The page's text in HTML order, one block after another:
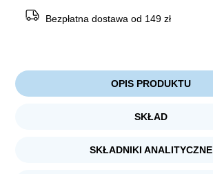
Bezpłatna dostawa od 149 zł
OPIS PRODUKTU
SKŁAD
SKŁADNIKI ANALITYCZNE